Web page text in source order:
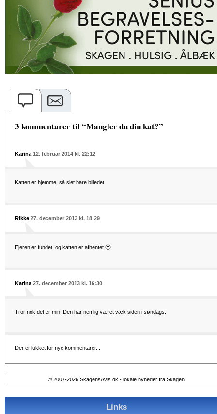
3 kommentarer til “Mangler du din kat?”
Karina 12. februar 2014 kl. 22:12
Katten er hjemme, så slet bare billedet
Rikke 27. december 2013 kl. 18:29
Ejeren er fundet, og katten er afhentet 🙂
Karina 27. december 2013 kl. 16:30
Tror nok det er min. Den har nemlig været væk siden i søndags.
Der er lukket for nye kommentarer...
© 2007-2026 SkagensAvis.dk - lokale nyheder fra Skagen
Links